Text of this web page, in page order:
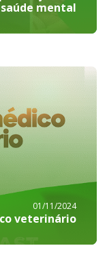
saúde mental
01/11/2024
veterinário